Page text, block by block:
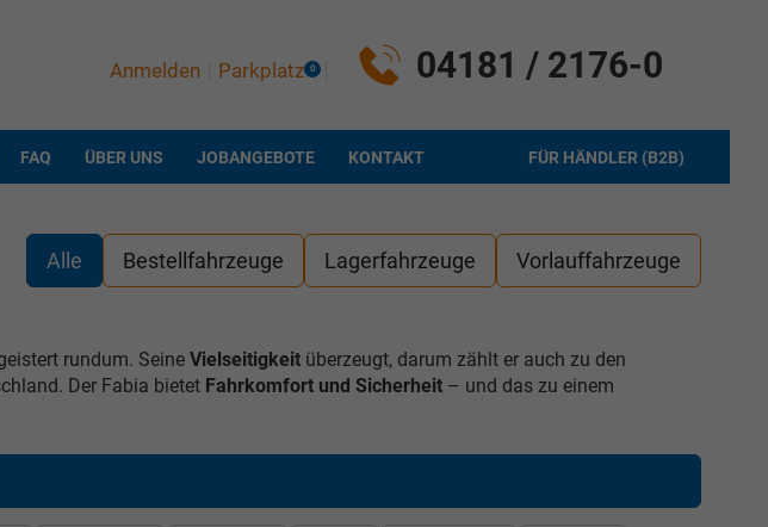
04181 / 2176-0
Anmelden Parkplatz 0
FAQ ÜBER UNS JOBANGEBOTE FÜR HÄNDLER (B2B)
KONTAKT
Alle Bestellfahrzeuge Lagerfahrzeuge Vorlauffahrzeuge
rundum. Seine Vielseitigkeitüberzeugt, darum zählt er auch zu den
Der Fabia bietet Fahrkomfort und Sicherheit– und das zu einem